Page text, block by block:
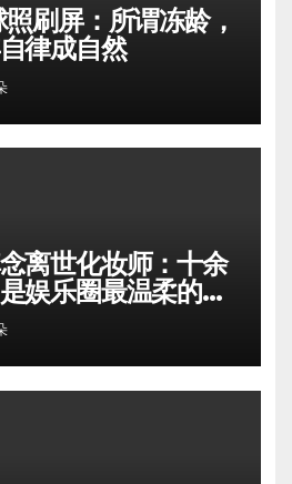
刷屏：所谓冻龄，
律成自然
离世化妆师：十余
娱乐圈最温柔的双